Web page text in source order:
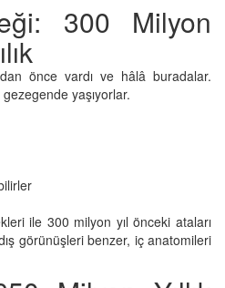
300 Milyon
önce vardı ve hâlâ buradalar.
gezegende yaşıyorlar.
ile 300 milyon yıl önceki ataları
görünüşleri benzer, iç anatomileri